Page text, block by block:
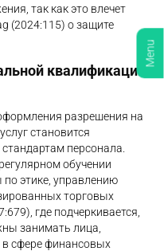
так как это влечет
(2024:115) о защите
квалификации
разрешения на
становится
персонала.
обучении
этике, управлению
торговых
где подчеркивается,
занимать лица,
сфере финансовых
Menu